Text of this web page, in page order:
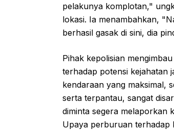
pelakunya komplotan,"
lokasi. Ia menambahkan,
berhasil gasak di sini, dia
Pihak kepolisian
terhadap potensi kejahatan
kendaraan yang maksimal,
serta terpantau, sangat
diminta segera melaporkan
Upaya perburuan terhadap